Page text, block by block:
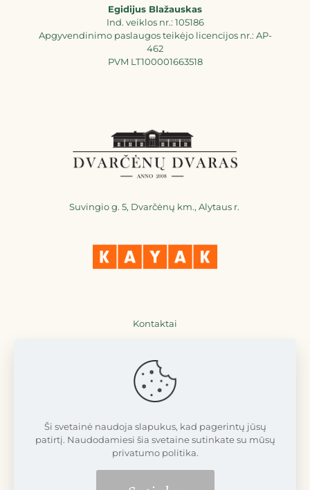
Egidijus Blažauskas
Ind. veiklos nr.: 105186
Apgyvendinimo paslaugos teikėjo licencijos nr.: AP-
462
PVM LT100001663518
Suvingio g. 5, Dvarčėnų km., Alytaus r.
Kontaktai
+370 698 77711
info@dvarcenudvaras.lt
Ši svetainė naudoja slapukus, kad pagerintų jūsų
patirtį. Naudodamiesi šia svetaine sutinkate su mūsų
privatumo politika.